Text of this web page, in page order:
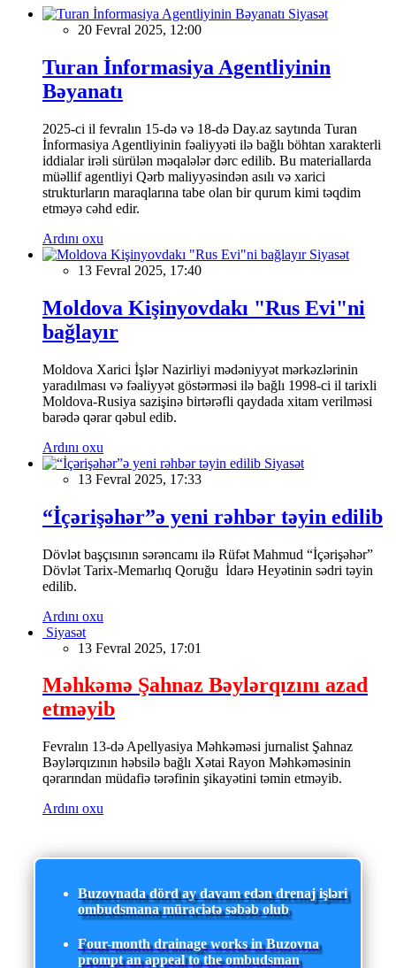
Siyasət
20 Fevral 2025, 12:00
Turan İnformasiya Agentliyinin
Bəyanatı
2025-ci il fevralın 15-də və 18-də Day.az saytında Turan
İnformasiya Agentliyinin fəaliyyəti ilə bağlı böhtan xarakterli
iddialar irəli sürülən məqalələr dərc edilib. Bu materiallarda
müəllif agentliyi Qərb maliyyəsindən asılı və xarici
strukturların maraqlarına tabe olan bir qurum kimi təqdim
etməyə cəhd edir.
Ardını oxu
Siyasət
13 Fevral 2025, 17:40
Moldova Kişinyovdakı "Rus Evi"ni
bağlayır
Moldova Xarici İşlər Nazirliyi mədəniyyət mərkəzlərinin
yaradılması və fəaliyyət göstərməsi ilə bağlı 1998-ci il tarixli
Moldova-Rusiya sazişinə birtərəfli qaydada xitam verilməsi
barədə qərar qəbul edib.
Ardını oxu
Siyasət
13 Fevral 2025, 17:33
“İçərişəhər”ə yeni rəhbər təyin edilib
Dövlət başçısının sərəncamı ilə Rüfət Mahmud “İçərişəhər”
Dövlət Tarix-Memarlıq Qoruğu İdarə Heyətinin sədri təyin
edilib.
Ardını oxu
Siyasət
13 Fevral 2025, 17:01
Məhkəmə Şahnaz Bəylərqızını azad
etməyib
Fevralın 13-də Apellyasiya Məhkəməsi jurnalist Şahnaz
Bəylərqızının həbsilə bağlı Xətai Rayon Məhkəməsinin
qərarından müdafiə tərəfinin şikayətini təmin etməyib.
Ardını oxu
Buzovnada dörd ay davam edən drenaj işləri
ombudsmana müraciətə səbəb olub
Four-month drainage works in Buzovna
prompt an appeal to the ombudsman